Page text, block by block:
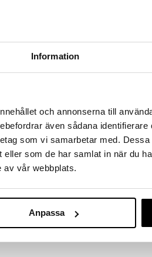
Information
och annonserna till
även sådana identifierare
som vi samarbetar med.
som de har samlat in när du
av vår webbplats.
Anpassa
barbervand
SWEDEN ECO
Sweden Eco Shaving Soap
barbersæbe.